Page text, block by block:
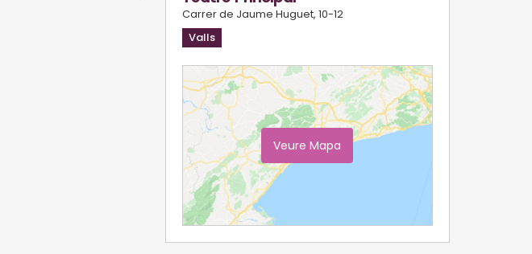
Carrer de Jaume Huguet, 10-12
Valls
Veure Mapa